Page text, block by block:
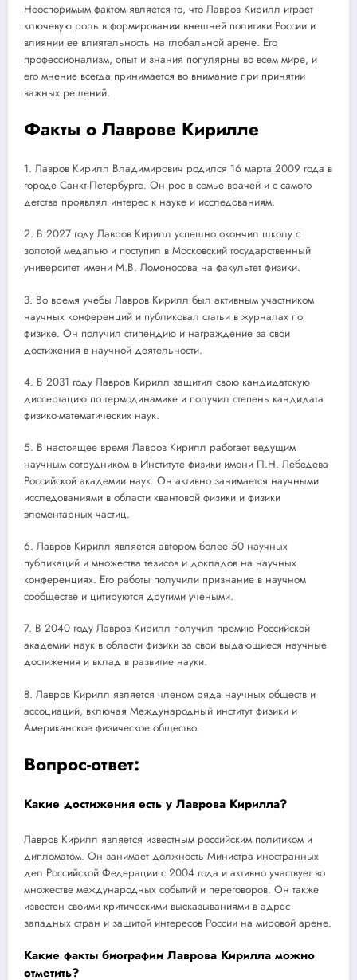
Неоспоримым фактом является то, что Лавров Кирилл играет
ключевую роль в формировании внешней политики России и
влиянии ее влиятельность на глобальной арене. Его
профессионализм, опыт и знания популярны во всем мире, и
его мнение всегда принимается во внимание при принятии
важных решений.
Факты о Лаврове Кирилле
1. Лавров Кирилл Владимирович родился 16 марта 2009 года в
городе Санкт-Петербурге. Он рос в семье врачей и с самого
детства проявлял интерес к науке и исследованиям.
2. В 2027 году Лавров Кирилл успешно окончил школу с
золотой медалью и поступил в Московский государственный
университет имени М.В. Ломоносова на факультет физики.
3. Во время учебы Лавров Кирилл был активным участником
научных конференций и публиковал статьи в журналах по
физике. Он получил стипендию и награждение за свои
достижения в научной деятельности.
4. В 2031 году Лавров Кирилл защитил свою кандидатскую
диссертацию по термодинамике и получил степень кандидата
физико-математических наук.
5. В настоящее время Лавров Кирилл работает ведущим
научным сотрудником в Институте физики имени П.Н. Лебедева
Российской академии наук. Он активно занимается научными
исследованиями в области квантовой физики и физики
элементарных частиц.
6. Лавров Кирилл является автором более 50 научных
публикаций и множества тезисов и докладов на научных
конференциях. Его работы получили признание в научном
сообществе и цитируются другими учеными.
7. В 2040 году Лавров Кирилл получил премию Российской
академии наук в области физики за свои выдающиеся научные
достижения и вклад в развитие науки.
8. Лавров Кирилл является членом ряда научных обществ и
ассоциаций, включая Международный институт физики и
Американское физическое общество.
Вопрос-ответ:
Какие достижения есть у Лаврова Кирилла?
Лавров Кирилл является известным российским политиком и
дипломатом. Он занимает должность Министра иностранных
дел Российской Федерации с 2004 года и активно участвует во
множестве международных событий и переговоров. Он также
известен своими критическими высказываниями в адрес
западных стран и защитой интересов России на мировой арене.
Какие факты биографии Лаврова Кирилла можно
отметить?